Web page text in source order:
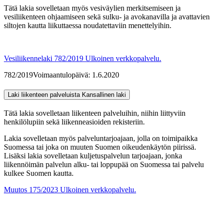
Tätä lakia sovelletaan myös vesiväylien merkitsemiseen ja
vesiliikenteen ohjaamiseen sekä sulku- ja avokanavilla ja avattavien
siltojen kautta liikuttaessa noudatettaviin menettelyihin.
Vesiliikennelaki 782/2019 Ulkoinen verkkopalvelu.
782/2019Voimaantulopäivä: 1.6.2020
Laki liikenteen palveluista Kansallinen laki
Tätä lakia sovelletaan liikenteen palveluihin, niihin liittyviin
henkilölupiin sekä liikenneasioiden rekisteriin.
Lakia sovelletaan myös palveluntarjoajaan, jolla on toimipaikka
Suomessa tai joka on muuten Suomen oikeudenkäytön piirissä.
Lisäksi lakia sovelletaan kuljetuspalvelun tarjoajaan, jonka
liikennöimän palvelun alku- tai loppupää on Suomessa tai palvelu
kulkee Suomen kautta.
Muutos 175/2023 Ulkoinen verkkopalvelu.